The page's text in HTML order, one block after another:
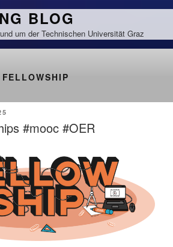
BLOG
um der Technischen Universität Graz
FELLOWSHIP
#mooc #OER